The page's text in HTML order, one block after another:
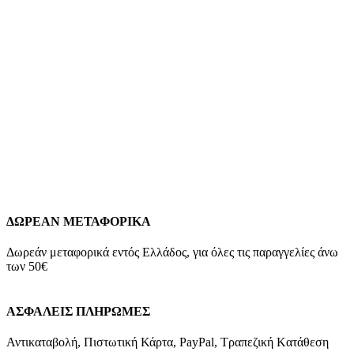
ΔΩΡΕΑΝ ΜΕΤΑΦΟΡΙΚΑ
Δωρεάν μεταφορικά εντός Ελλάδος, για όλες τις παραγγελίες άνω
των 50€
ΑΣΦΑΛΕΙΣ ΠΛΗΡΩΜΕΣ
Αντικαταβολή, Πιστωτική Κάρτα, PayPal, Τραπεζική Kατάθεση